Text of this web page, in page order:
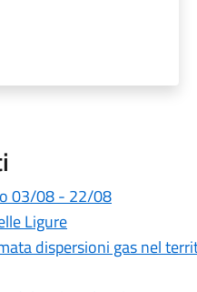
03/08 - 22/08
Ligure
dispersioni gas nel